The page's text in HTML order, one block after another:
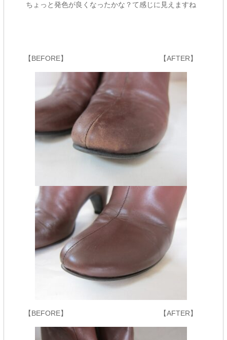
ちょっと発色が良くなったかな？て感じに見えますね
【BEFORE】 【AFTER】
【BEFORE】 【AFTER】